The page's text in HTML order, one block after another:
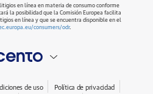
en línea en materia de consumo conforme
la posibilidad que la Comisión Europea facilita
en línea y que se encuentra disponible en el
consumers/odr.
de uso Política de privacidad